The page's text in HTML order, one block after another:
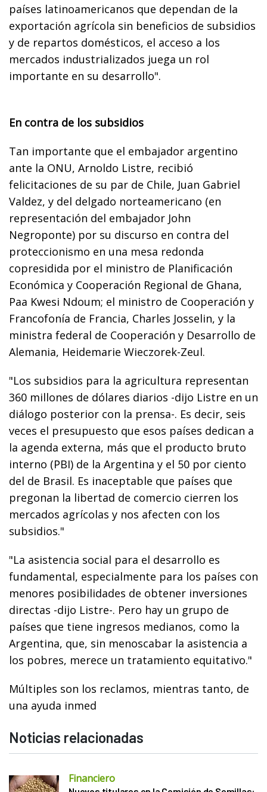
países latinoamericanos que dependan de la
exportación agrícola sin beneficios de subsidios
y de repartos domésticos, el acceso a los
mercados industrializados juega un rol
importante en su desarrollo".
En contra de los subsidios
Tan importante que el embajador argentino
ante la ONU, Arnoldo Listre, recibió
felicitaciones de su par de Chile, Juan Gabriel
Valdez, y del delgado norteamericano (en
representación del embajador John
Negroponte) por su discurso en contra del
proteccionismo en una mesa redonda
copresidida por el ministro de Planificación
Económica y Cooperación Regional de Ghana,
Paa Kwesi Ndoum; el ministro de Cooperación y
Francofonía de Francia, Charles Josselin, y la
ministra federal de Cooperación y Desarrollo de
Alemania, Heidemarie Wieczorek-Zeul.
"Los subsidios para la agricultura representan
360 millones de dólares diarios -dijo Listre en un
diálogo posterior con la prensa-. Es decir, seis
veces el presupuesto que esos países dedican a
la agenda externa, más que el producto bruto
interno (PBI) de la Argentina y el 50 por ciento
del de Brasil. Es inaceptable que países que
pregonan la libertad de comercio cierren los
mercados agrícolas y nos afecten con los
subsidios."
"La asistencia social para el desarrollo es
fundamental, especialmente para los países con
menores posibilidades de obtener inversiones
directas -dijo Listre-. Pero hay un grupo de
países que tiene ingresos medianos, como la
Argentina, que, sin menoscabar la asistencia a
los pobres, merece un tratamiento equitativo."
Múltiples son los reclamos, mientras tanto, de
una ayuda inmed
Noticias relacionadas
Financiero